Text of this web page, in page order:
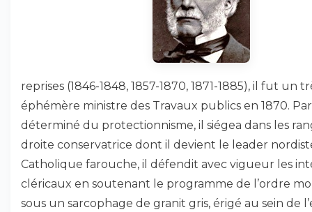
reprises (1846-1848, 1857-1870, 1871-1885), il fut un
éphémère ministre des Travaux publics en 1870.
déterminé du protectionnisme, il siégea dans les
droite conservatrice dont il devient le leader
Catholique farouche, il défendit avec vigueur les
cléricaux en soutenant le programme de l’ordre
sous un sarcophage de granit gris, érigé au sein de